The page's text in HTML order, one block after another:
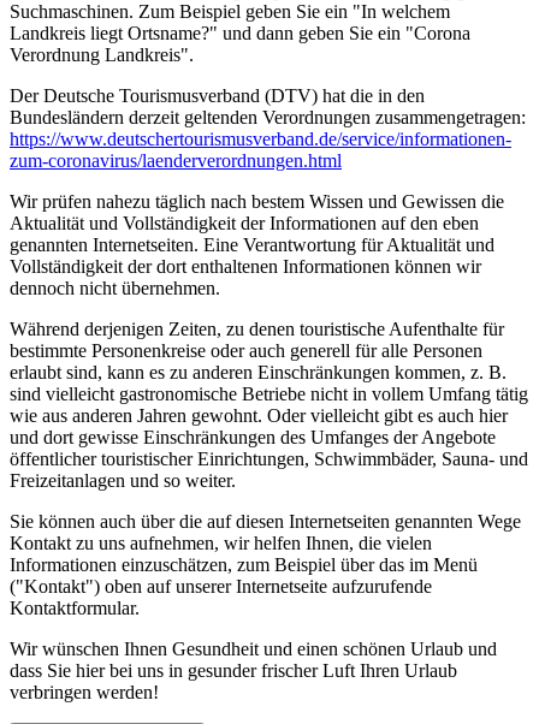
Suchmaschinen. Zum Beispiel geben Sie ein "In welchem
Landkreis liegt Ortsname?" und dann geben Sie ein "Corona
Verordnung Landkreis".
Der Deutsche Tourismusverband (DTV) hat die in den
Bundesländern derzeit geltenden Verordnungen zusammengetragen:
https://www.deutscher­tourismusverband.de/­service/­informationen-
zum-coronavirus/­laenderverordnungen.html
Wir prüfen nahezu täglich nach bestem Wissen und Gewissen die
Aktualität und Vollständigkeit der Informationen auf den eben
genannten Internetseiten. Eine Verantwortung für Aktualität und
Vollständigkeit der dort enthaltenen Informationen können wir
dennoch nicht übernehmen.
Während derjenigen Zeiten, zu denen touristische Aufenthalte für
bestimmte Personenkreise oder auch generell für alle Personen
erlaubt sind, kann es zu anderen Einschränkungen kommen, z. B.
sind vielleicht gastronomische Betriebe nicht in vollem Umfang tätig
wie aus anderen Jahren gewohnt. Oder vielleicht gibt es auch hier
und dort gewisse Einschränkungen des Umfanges der Angebote
öffentlicher touristischer Einrichtungen, Schwimmbäder, Sauna- und
Freizeitanlagen und so weiter.
Sie können auch über die auf diesen Internetseiten genannten Wege
Kontakt zu uns aufnehmen, wir helfen Ihnen, die vielen
Informationen einzuschätzen, zum Beispiel über das im Menü
("Kontakt") oben auf unserer Internetseite aufzurufende
Kontaktformular.
Wir wünschen Ihnen Gesundheit und einen schönen Urlaub und
dass Sie hier bei uns in gesunder frischer Luft Ihren Urlaub
verbringen werden!